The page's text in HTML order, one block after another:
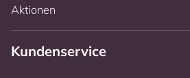
Aktionen
Kundenservice